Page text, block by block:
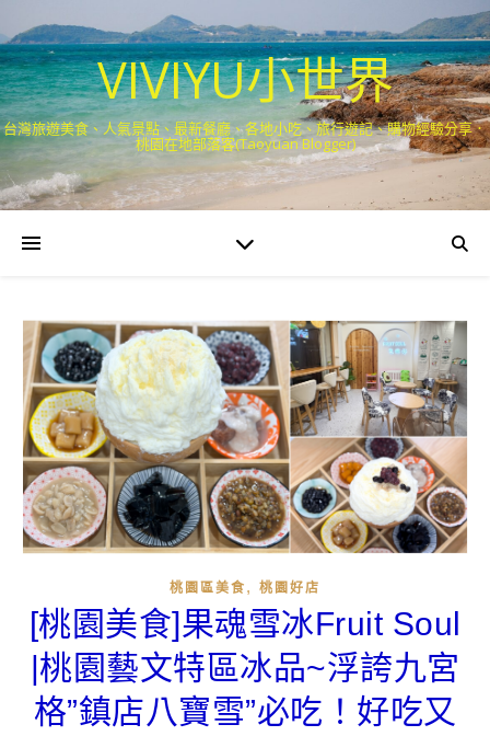
VIVIYU小世界
台灣旅遊美食、人氣景點、最新餐廳、各地小吃、旅行遊記、購物經驗分享．
桃園在地部落客(Taoyuan Blogger)
桃園區美食 , 桃園好店
[桃園美食]果魂雪冰Fruit Soul
|桃園藝文特區冰品~浮誇九宮
格”鎮店八寶雪”必吃！好吃又